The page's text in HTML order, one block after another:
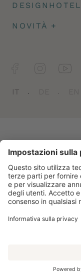
DESIGNHOTEL
Architettura
NOVITÀ +
IT
Sitemap